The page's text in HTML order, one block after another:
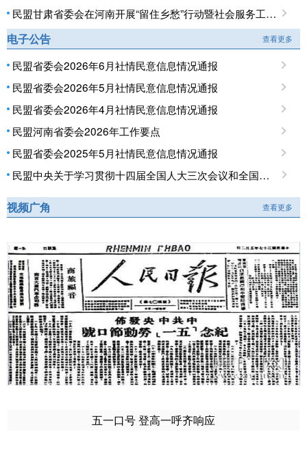
民盟甘肃省委会在河南开展“留住乡愁”行动暨社会服务工作调研
电子公告 查看更多
民盟省委会2026年6月社情民意信息情况通报
民盟省委会2026年5月社情民意信息情况通报
民盟省委会2026年4月社情民意信息情况通报
民盟河南省委会2026年工作要点
民盟省委会2025年5月社情民意信息情况通报
民盟中央关于学习贯彻十四届全国人大三次会议和全国政协十四届三次会议精神的决定
视频广角 查看更多
五一口号 登高一呼齐响应